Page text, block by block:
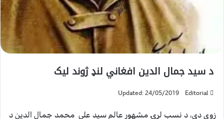
د سید جمال الدین افغاني لنډ ژوند ليک
Editorial
Updated: 24/05/2019
زوی دی، د نسب لړۍ مشهور عالم سيد علي محمد جمال الدين د